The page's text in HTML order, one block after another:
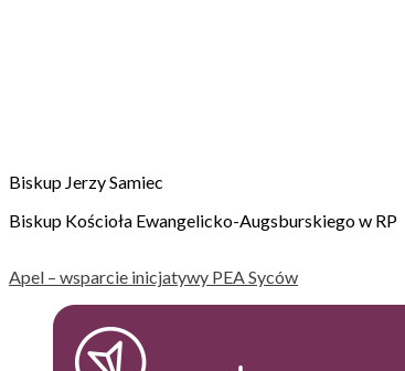
Biskup Jerzy Samiec
Biskup Kościoła Ewangelicko-Augsburskiego w RP
Apel – wsparcie inicjatywy PEA Syców